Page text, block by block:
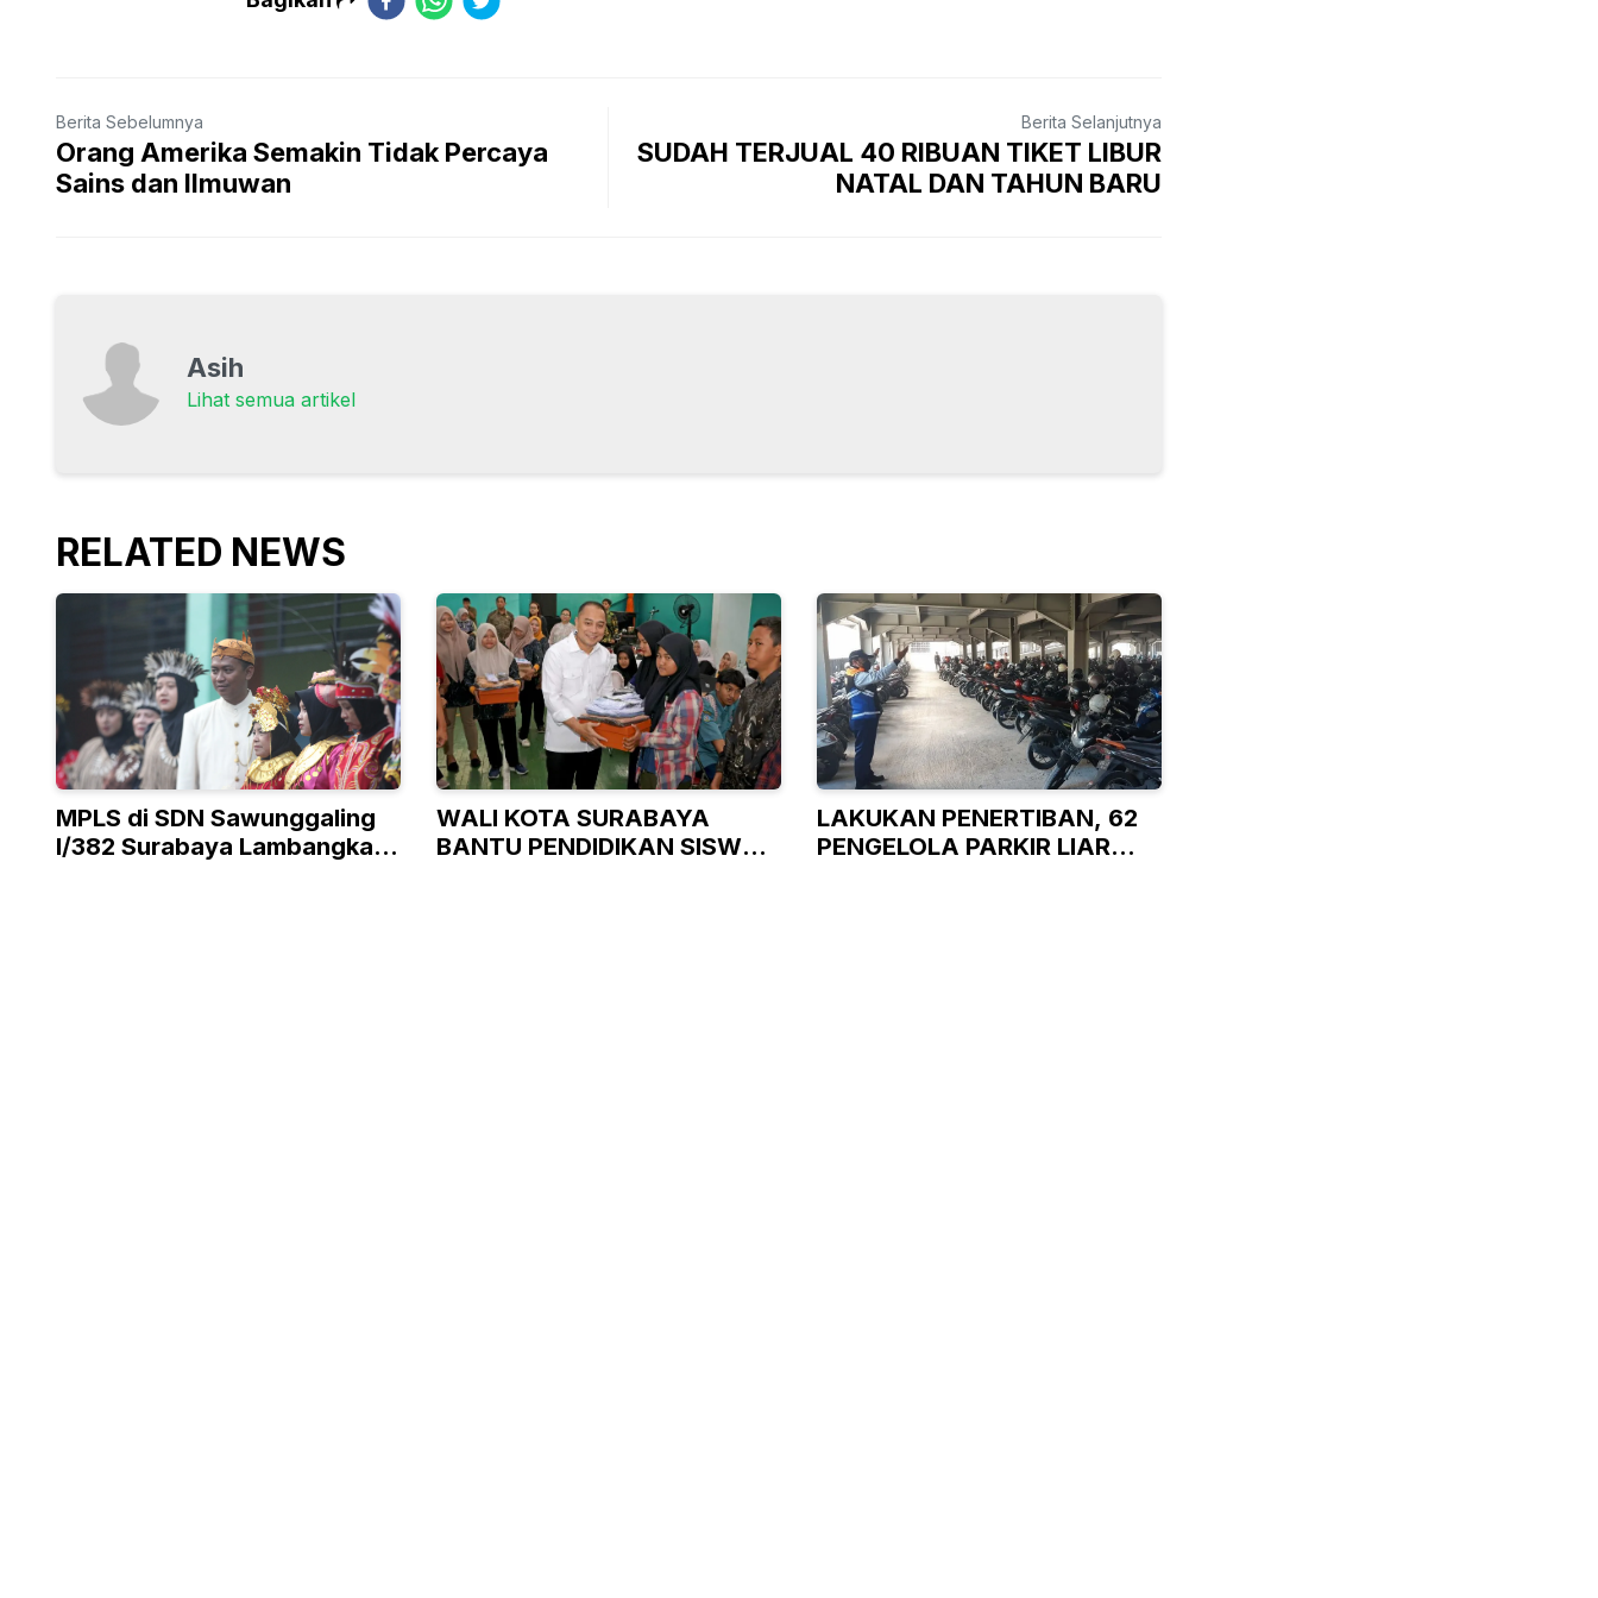
Berita Sebelumnya
Orang Amerika Semakin Tidak Percaya
Sains dan Ilmuwan
Berita Selanjutnya
SUDAH TERJUAL 40 RIBUAN TIKET LIBUR
NATAL DAN TAHUN BARU
Asih
Lihat semua artikel
RELATED NEWS
MPLS di SDN Sawunggaling
I/382 Surabaya Lambangkan
WALI KOTA SURABAYA
BANTU PENDIDIKAN SISWA
LAKUKAN PENERTIBAN, 62
PENGELOLA PARKIR LIAR